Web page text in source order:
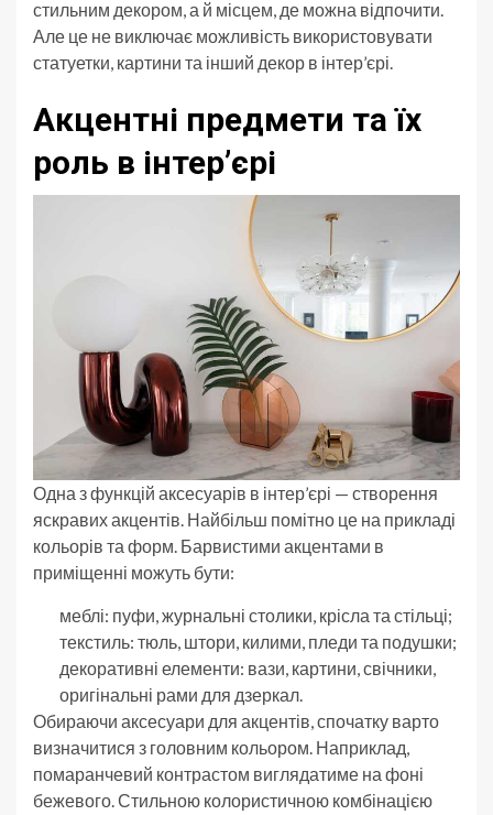
стильним декором, а й місцем, де можна відпочити.
Але це не виключає можливість використовувати
статуетки, картини та інший декор в інтер’єрі.
Акцентні предмети та їх
роль в інтер’єрі
Одна з функцій аксесуарів в інтер’єрі — створення
яскравих акцентів. Найбільш помітно це на прикладі
кольорів та форм. Барвистими акцентами в
приміщенні можуть бути:
меблі: пуфи, журнальні столики, крісла та стільці;
текстиль: тюль, штори, килими, пледи та подушки;
декоративні елементи: вази, картини, свічники,
оригінальні рами для дзеркал.
Обираючи аксесуари для акцентів, спочатку варто
визначитися з головним кольором. Наприклад,
помаранчевий контрастом виглядатиме на фоні
бежевого. Стильною колористичною комбінацією